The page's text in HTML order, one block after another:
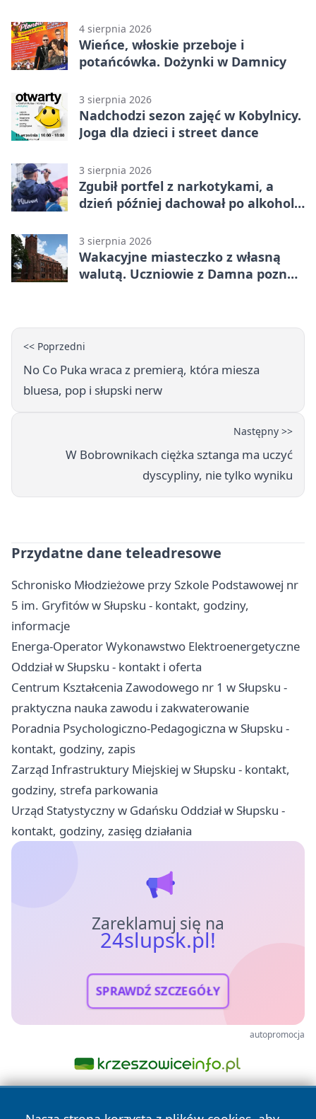
4 sierpnia 2026
Wieńce, włoskie przeboje i
potańcówka. Dożynki w Damnicy
3 sierpnia 2026
Nadchodzi sezon zajęć w Kobylnicy.
Joga dla dzieci i street dance
3 sierpnia 2026
Zgubił portfel z narkotykami, a
dzień później dachował po alkoholu
3 sierpnia 2026
Wakacyjne miasteczko z własną
walutą. Uczniowie z Damna poznali
<< Poprzedni
No Co Puka wraca z premierą, która miesza
bluesa, pop i słupski nerw
Następny >>
W Bobrownikach ciężka sztanga ma uczyć
dyscypliny, nie tylko wyniku
Przydatne dane teleadresowe
Schronisko Młodzieżowe przy Szkole Podstawowej nr
5 im. Gryfitów w Słupsku - kontakt, godziny,
informacje
Energa-Operator Wykonawstwo Elektroenergetyczne
Oddział w Słupsku - kontakt i oferta
Centrum Kształcenia Zawodowego nr 1 w Słupsku -
praktyczna nauka zawodu i zakwaterowanie
Poradnia Psychologiczno-Pedagogiczna w Słupsku -
kontakt, godziny, zapis
Zarząd Infrastruktury Miejskiej w Słupsku - kontakt,
godziny, strefa parkowania
Urząd Statystyczny w Gdańsku Oddział w Słupsku -
kontakt, godziny, zasięg działania
Zareklamuj się na
24slupsk.pl!
SPRAWDŹ SZCZEGÓŁY
autopromocja